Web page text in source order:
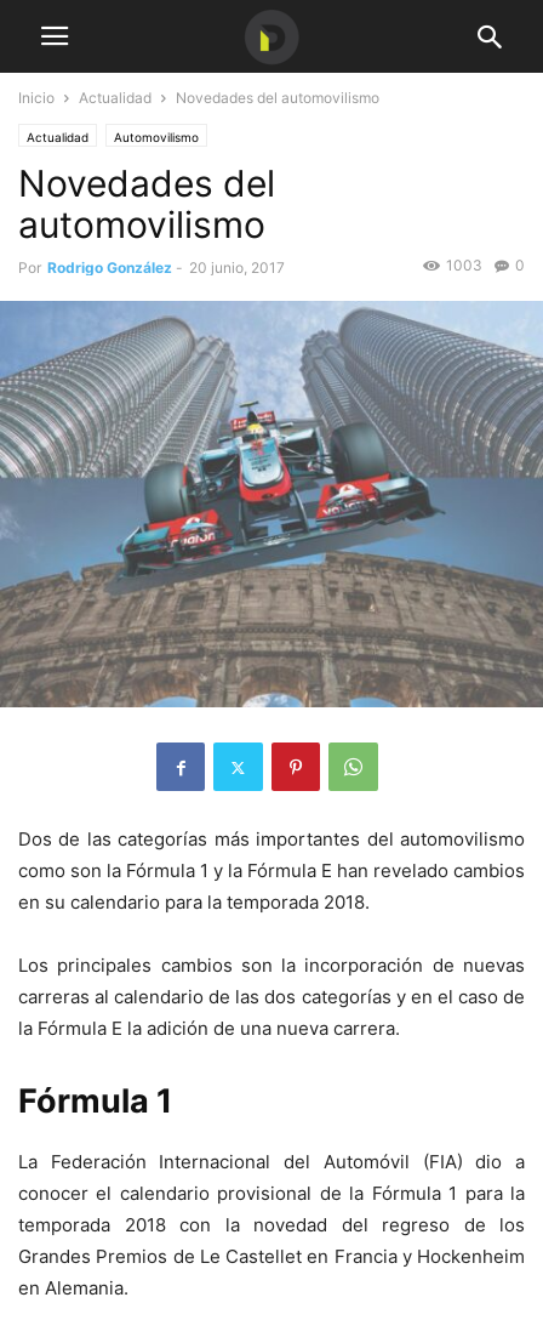
Inicio Actualidad Novedades del automovilismo
Actualidad Automovilismo
Novedades del
automovilismo
Por Rodrigo González - 20 junio, 2017 0
1003
Dos de las categorías más importantes del automovilismo
como son la Fórmula 1 y la Fórmula E han revelado cambios
en su calendario para la temporada 2018.
Los principales cambios son la incorporación de nuevas
carreras al calendario de las dos categorías y en el caso de
la Fórmula E la adición de una nueva carrera.
Fórmula 1
La Federación Internacional del Automóvil (FIA) dio a
conocer el calendario provisional de la Fórmula 1 para la
temporada 2018 con la novedad del regreso de los
Grandes Premios de Le Castellet en Francia y Hockenheim
en Alemania.